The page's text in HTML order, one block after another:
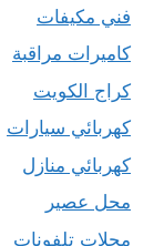
فني مكيفات
كاميرات مراقبة
كراج الكويت
كهربائي سيارات
كهربائي منازل
محل عصير
محلات تلفونات